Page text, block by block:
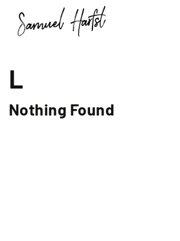
Inhalt
L
Nothing Found